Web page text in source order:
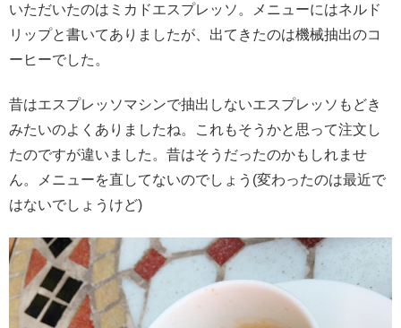
いただいたのはミカドエスプレッソ。メニューにはネルド
リップと書いてありましたが、出てきたのは機械抽出のコ
ーヒーでした。
昔はエスプレッソマシンで抽出しないエスプレッソもどき
みたいのよくありましたね。これもそうかと思って注文し
たのですが違いました。昔はそうだったのかもしれませ
ん。メニューを直してないのでしょう(変わったのは最近で
はないでしょうけど)